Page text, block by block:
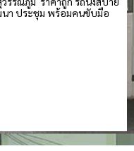
นา ประชุม พร้อมคนขับมือ